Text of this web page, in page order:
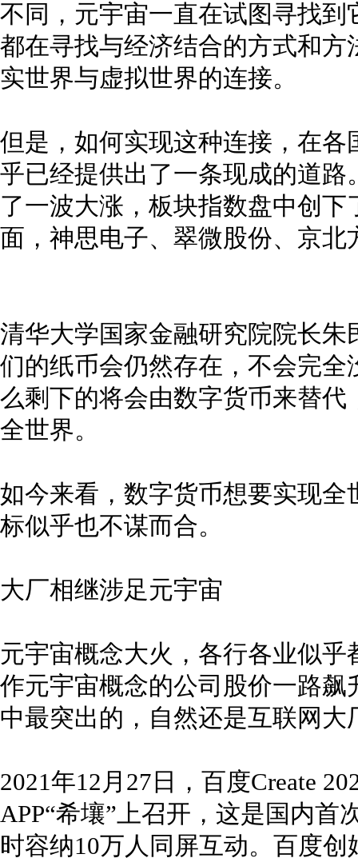
不同，元宇宙一直在试图寻找
都在寻找与经济结合的方式和
实世界与虚拟世界的连接。
但是，如何实现这种连接，在
乎已经提供出了一条现成的道
了一波大涨，板块指数盘中创下
面，神思电子、翠微股份、京
清华大学国家金融研究院院长
们的纸币会仍然存在，不会完
么剩下的将会由数字货币来替
全世界。
如今来看，数字货币想要实现
标似乎也不谋而合。
大厂相继涉足元宇宙
元宇宙概念大火，各行各业似
作元宇宙概念的公司股价一路
中最突出的，自然还是互联网大
2021年12月27日，百度Create
APP“希壤”上召开，这是国内首
时容纳10万人同屏互动。百度